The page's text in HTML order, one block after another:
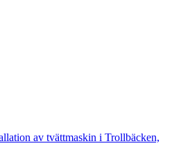
av tvättmaskin i Trollbäcken,